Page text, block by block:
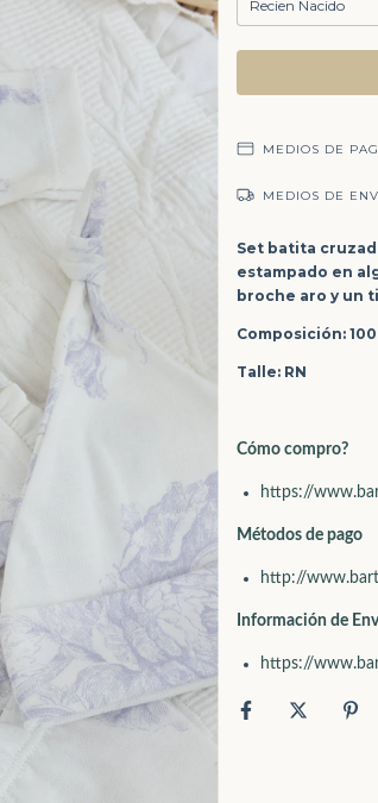
MEDIOS DE
MEDIOS DE
Set batita
estampado en
broche aro y un
Composición:
Talle: RN
Cómo compro?
https://
Métodos de pago
http://
Información de
https://